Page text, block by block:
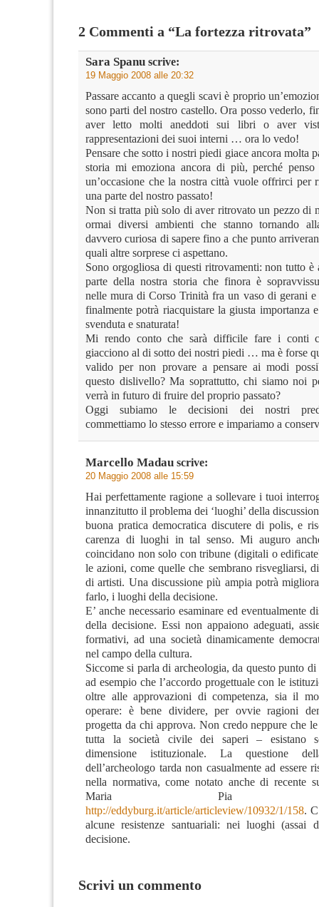
2 Commenti a “La fortezza ritrovata”
Sara Spanu scrive:
19 Maggio 2008 alle 20:32
Passare accanto a quegli scavi è proprio
sono parti del nostro castello. Ora posso vederlo,
aver letto molti aneddoti sui libri o aver
rappresentazioni dei suoi interni … ora lo vedo!
Pensare che sotto i nostri piedi giace ancora molta
storia mi emoziona ancora di più, perché
un’occasione che la nostra città vuole offrirci per
una parte del nostro passato!
Non si tratta più solo di aver ritrovato un pezzo
ormai diversi ambienti che stanno tornando
davvero curiosa di sapere fino a che punto
quali altre sorprese ci aspettano.
Sono orgogliosa di questi ritrovamenti: non tutto è
parte della nostra storia che finora è
nelle mura di Corso Trinità fra un vaso di gerani e
finalmente potrà riacquistare la giusta importanza
svenduta e snaturata!
Mi rendo conto che sarà difficile fare i conti
giacciono al di sotto dei nostri piedi … ma è forse
valido per non provare a pensare ai modi
questo dislivello? Ma soprattutto, chi siamo noi
verrà in futuro di fruire del proprio passato?
Oggi subiamo le decisioni dei nostri
commettiamo lo stesso errore e impariamo a
Marcello Madau scrive:
20 Maggio 2008 alle 15:59
Hai perfettamente ragione a sollevare i tuoi
innanzitutto il problema dei ‘luoghi’ della
buona pratica democratica discutere di polis, e
carenza di luoghi in tal senso. Mi auguro
coincidano non solo con tribune (digitali o
le azioni, come quelle che sembrano risvegliarsi,
di artisti. Una discussione più ampia potrà
farlo, i luoghi della decisione.
E’ anche necessario esaminare ed eventualmente
della decisione. Essi non appaiono adeguati,
formativi, ad una società dinamicamente
nel campo della cultura.
Siccome si parla di archeologia, da questo punto
ad esempio che l’accordo progettuale con le
oltre alle approvazioni di competenza, sia il
operare: è bene dividere, per ovvie ragioni
progetta da chi approva. Non credo neppure che
tutta la società civile dei saperi – esistano
dimensione istituzionale. La questione
dell’archeologo tarda non casualmente ad essere
nella normativa, come notato anche di recente
Maria Pia
http://eddyburg.it/article/articleview/10932/1/158.
alcune resistenze santuariali: nei luoghi (assai
decisione.
Scrivi un commento